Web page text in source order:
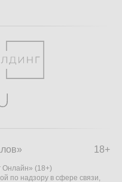
18+
Онлайн» (18+)
по надзору в сфере связи,